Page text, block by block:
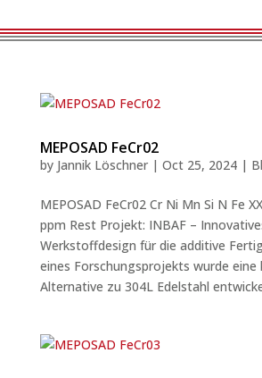
MEPOSAD FeCr02
by Jannik Löschner| Oct 25, 2024|
MEPOSAD FeCr02 Cr Ni Mn Si N Fe
ppm Rest Projekt: INBAF –
Werkstoffdesign für die additive
eines Forschungsprojekts wurde
Alternative zu 304L Edelstahl